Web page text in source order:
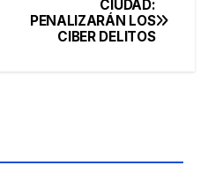
CIUDAD:
PENALIZARÁN LOS
CIBER DELITOS